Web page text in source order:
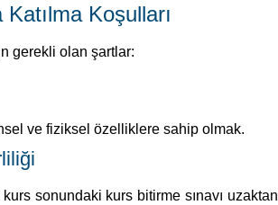
Koşulları
gerekli olan şartlar:
ve fiziksel özelliklere sahip olmak.
sonundaki kurs bitirme sınavı uzaktan